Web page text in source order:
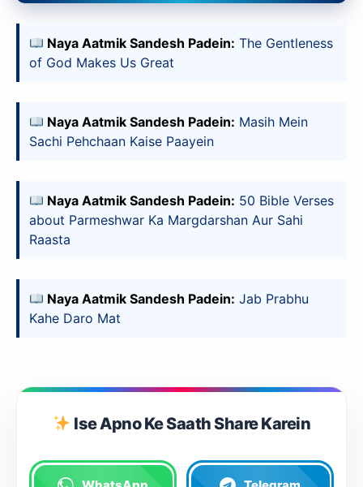
Naya Aatmik Sandesh Padein: The Gentleness
of God Makes Us Great
Naya Aatmik Sandesh Padein: Masih Mein
Sachi Pehchaan Kaise Paayein
Naya Aatmik Sandesh Padein: 50 Bible Verses
about Parmeshwar Ka Margdarshan Aur Sahi
Raasta
Naya Aatmik Sandesh Padein: Jab Prabhu
Kahe Daro Mat
Ise Apno Ke Saath Share Karein